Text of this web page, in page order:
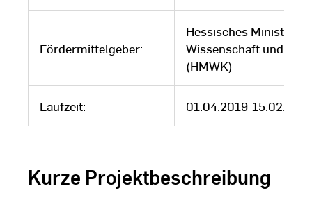
Fördermittelgeber:
Hessisches
Wissenschaft und
(HMWK)
Laufzeit: 01.04.2019-
Kurze Projektbeschreibung